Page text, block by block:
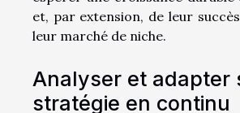
et, par extension, de leur
leur marché de niche.
Analyser et adapter
stratégie en continu